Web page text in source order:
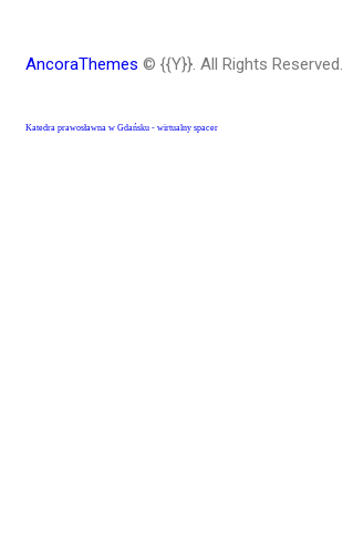
AncoraThemes © {{Y}}. All Rights Reserved.
Katedra prawosławna w Gdańsku - wirtualny spacer